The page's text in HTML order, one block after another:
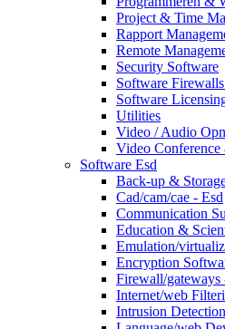
Project & Time
Rapport
Remote
Security Software
Software
Software
Utilities
Video / Audio
Video
Software Esd
Back-up &
Cad/cam/cae - Esd
Communication
Education &
Emulation/
Encryption
Firewall/gateways
Internet/web
Intrusion